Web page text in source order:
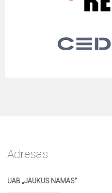
Adresas
UAB „JAUKUS NAMAS”